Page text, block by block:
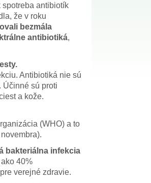
spotreba antibiotík
že v roku
bezmála
antibiotiká,
Antibiotiká nie sú
Účinné sú proti
a kože.
(WHO) a to
bakteriálna infekcia
40%
verejné zdravie.